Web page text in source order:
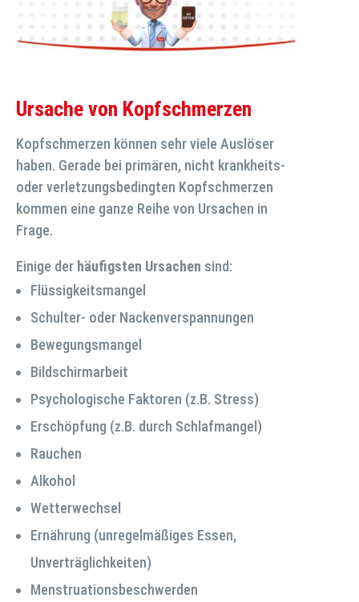
Ursache von Kopfschmerzen
Kopfschmerzen können sehr viele Auslöser
haben. Gerade bei primären, nicht krankheits-
oder verletzungsbedingten Kopfschmerzen
kommen eine ganze Reihe von Ursachen in
Frage.
Einige der häufigsten Ursachen sind:
Flüssigkeitsmangel
Schulter- oder Nackenverspannungen
Bewegungsmangel
Bildschirmarbeit
Psychologische Faktoren (z.B. Stress)
Erschöpfung (z.B. durch Schlafmangel)
Rauchen
Alkohol
Wetterwechsel
Ernährung (unregelmäßiges Essen,
Unverträglichkeiten)
Menstruationsbeschwerden